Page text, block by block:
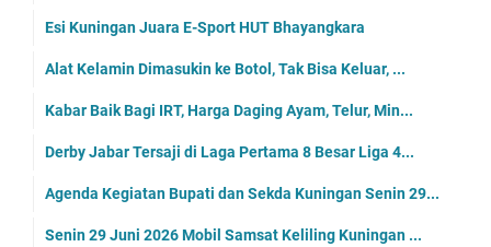
Esi Kuningan Juara E-Sport HUT Bhayangkara
Alat Kelamin Dimasukin ke Botol, Tak Bisa Keluar, ...
Kabar Baik Bagi IRT, Harga Daging Ayam, Telur, Min...
Derby Jabar Tersaji di Laga Pertama 8 Besar Liga 4...
Agenda Kegiatan Bupati dan Sekda Kuningan Senin 29...
Senin 29 Juni 2026 Mobil Samsat Keliling Kuningan ...